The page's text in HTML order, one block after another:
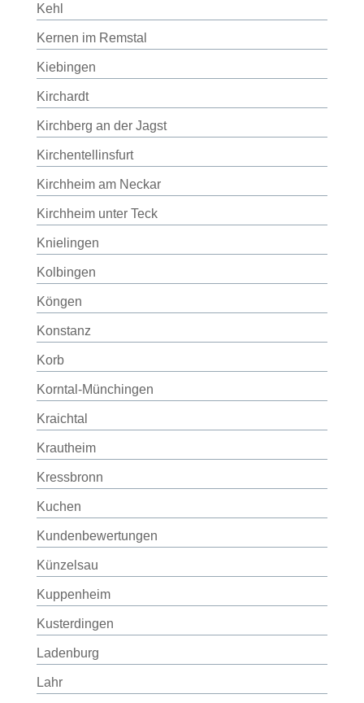
Kehl
Kernen im Remstal
Kiebingen
Kirchardt
Kirchberg an der Jagst
Kirchentellinsfurt
Kirchheim am Neckar
Kirchheim unter Teck
Knielingen
Kolbingen
Köngen
Konstanz
Korb
Korntal-Münchingen
Kraichtal
Krautheim
Kressbronn
Kuchen
Kundenbewertungen
Künzelsau
Kuppenheim
Kusterdingen
Ladenburg
Lahr